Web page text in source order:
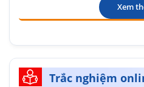
Xem
Trắc nghiệm